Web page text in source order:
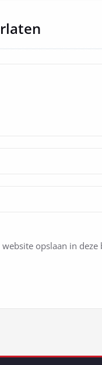
opslaan in